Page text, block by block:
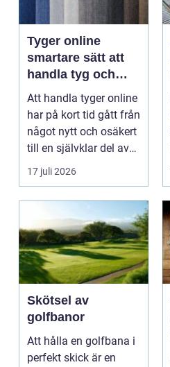
Tyger online
smartare sätt att
handla tyg och
hemtextil
Att handla tyger online
har på kort tid gått från
något nytt och osäkert
till en självklar del av
må...
17 juli 2026
Skötsel av
golfbanor
Att hålla en golfbana i
perfekt skick är en